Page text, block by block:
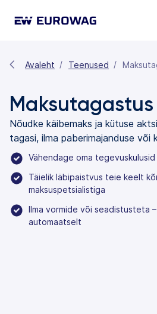
Avaleht Teenused
Maksutagastus
Nõudke käibemaks ja kütuse
tagasi, ilma paberimajanduse või
Vähendage oma tegevuskulusid
Täielik läbipaistvus teie keelt
maksuspetsialistiga
Ilma vormide või seadistusteta
automaatselt